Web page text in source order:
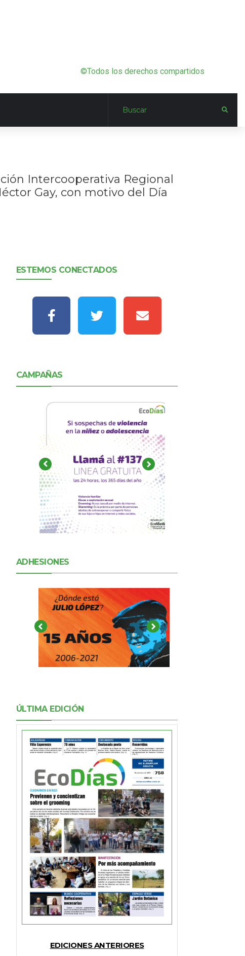
©Todos los derechos compartidos
Intercooperativa Regional
Gay, con motivo del Día
ESTEMOS CONECTADOS
CAMPAÑAS
ADHESIONES
ÚLTIMA EDICIÓN
EDICIONES ANTERIORES